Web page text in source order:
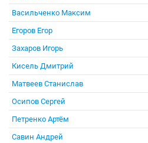
Васильченко Максим
Егоров Егор
Захаров Игорь
Кисель Дмитрий
Матвеев Станислав
Осипов Сергей
Петренко Артём
Савин Андрей